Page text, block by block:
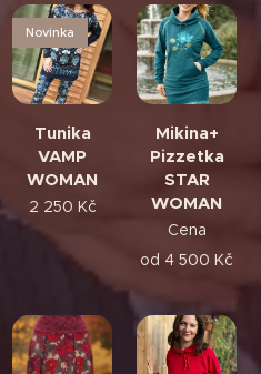
Tunika
VAMP
WOMAN
Novinka
2 250 Kč
Mikina+
Pizzetka
STAR
WOMAN
Cena
od 4 500 Kč